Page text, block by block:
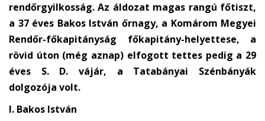
rendőrgyilkosság. Az áldozat magas rangú főtiszt,
a 37 éves Bakos István őrnagy, a Komárom Megyei
Rendőr-főkapitányság főkapitány-helyettese, a
rövid úton (még aznap) elfogott tettes pedig a 29
éves S. D. vájár, a Tatabányai Szénbányák
dolgozója volt.
I. Bakos István